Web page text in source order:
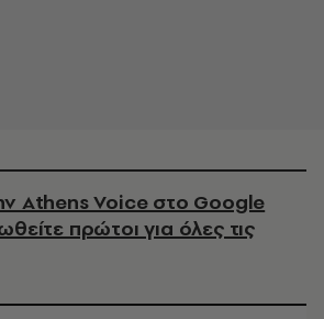
Athens Voice στο Google
πρώτοι για όλες τις